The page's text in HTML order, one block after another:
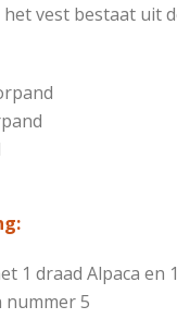
vest bestaat uit
1 draad Alpaca en
5